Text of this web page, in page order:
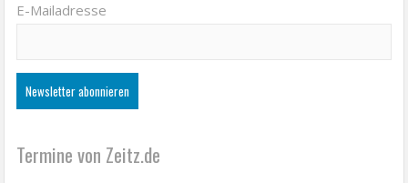
E-Mailadresse
Termine von Zeitz.de